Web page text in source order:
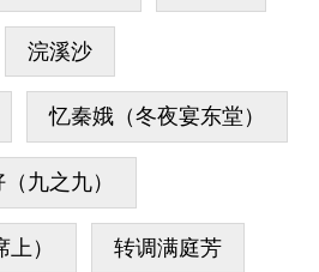
浣溪沙
忆秦娥（冬夜宴东堂）
九之九）
） 转调满庭芳